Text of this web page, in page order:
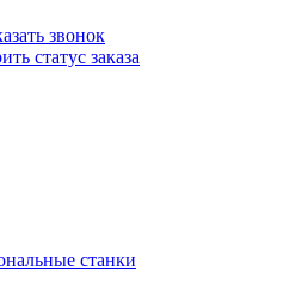
звонок
статус заказа
станки